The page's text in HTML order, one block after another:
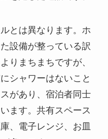
とは異なります。ホ
設備が整っている訳
りまちまちですが、
シャワーはないこと
があり、宿泊者同士
ます。共有スペース
、電子レンジ、お皿